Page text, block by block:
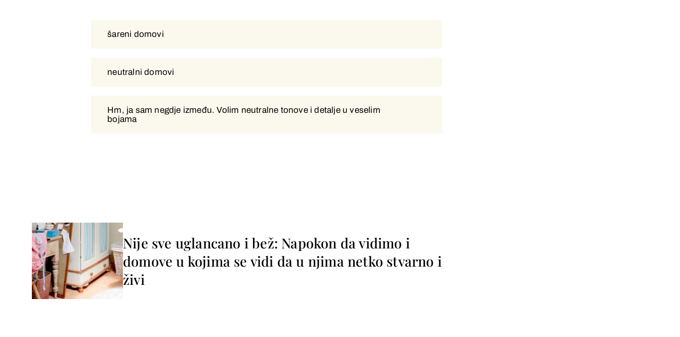
šareni domovi
neutralni domovi
Hm, ja sam negdje između. Volim neutralne tonove i detalje u veselim
bojama
šareni domovi
neutralni domovi
Hm, ja sam negdje između. Volim neutralne tonove i detalje u
veselim bojama
Nije sve uglancano i bež: Napokon da vidimo i
domove u kojima se vidi da u njima netko stvarno i
živi